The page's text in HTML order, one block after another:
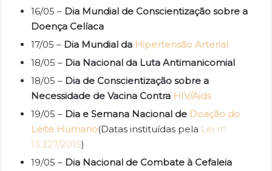
16/05 – Dia Mundial de Conscientização sobre a
Doença Celíaca
17/05 – Dia Mundial da Hipertensão Arterial
18/05 – Dia Nacional da Luta Antimanicomial
18/05 – Dia de Conscientização sobre a
Necessidade de Vacina Contra HIV/Aids
19/05 – Dia e Semana Nacional de Doação do
Leite Humano(Datas instituídas pela Lei nº
13.227/2015)
19/05 – Dia Nacional de Combate à Cefaleia